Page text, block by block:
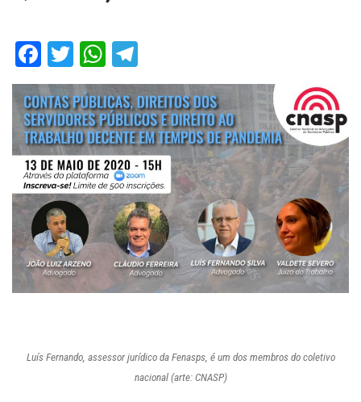
Facebook
TwitterWhatsApp
Luís Fernando, assessor jurídico da Fenasps, é um dos membros do coletivo
nacional (arte: CNASP)